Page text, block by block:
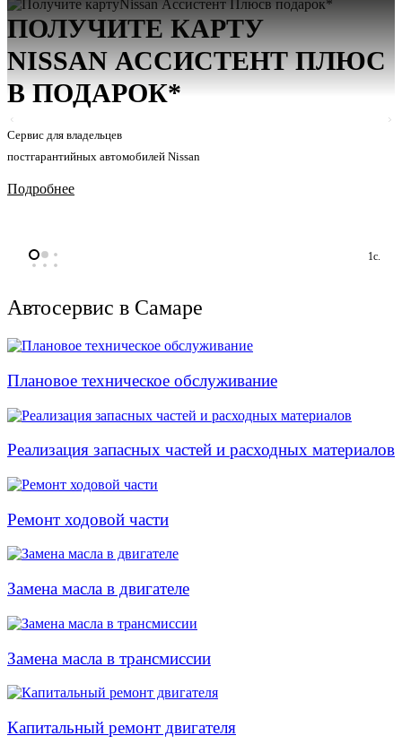
ПОЛУЧИТЕ КАРТУ
NISSAN АСCИСТЕНТ ПЛЮС
В ПОДАРОК*
Сервис для владельцев
постгарантийных автомобилей Nissan
Подробнее
1с.
Автосервис в Самаре
Плановое техническое обслуживание
Реализация запасных частей и расходных материалов
Ремонт ходовой части
Замена масла в двигателе
Замена масла в трансмиссии
Капитальный ремонт двигателя